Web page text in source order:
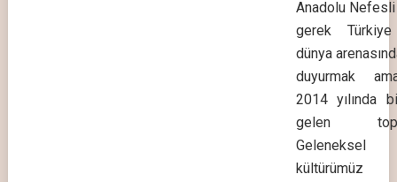
Anadolu
gerek
dünya
duyurmak
2014 yılında
gelen
Geleneksel
kültürümüz